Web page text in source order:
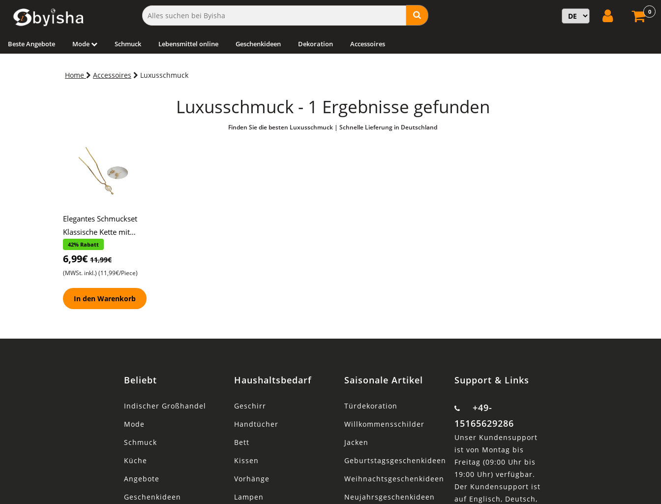
0
Beste Angebote Mode Schmuck Lebensmittel online Geschenkideen Dekoration Accessoires
Home Accessoires Luxusschmuck
Luxusschmuck - 1 Ergebnisse gefunden
Finden Sie die besten Luxusschmuck | Schnelle Lieferung in Deutschland
Elegantes Schmuckset
Klassische Kette mit
einem eiförmigen, mit
Steinen besetzten
Anhänger , Passend
42% Rabatt
6,99€ 11,99€
(MWSt. inkl.) (11,99€/Piece)
In den Warenkorb
Beliebt
Indischer Großhandel
Mode
Schmuck
Küche
Angebote
Geschenkideen
Haushaltsbedarf
Geschirr
Handtücher
Bett
Kissen
Vorhänge
Lampen
Saisonale Artikel
Türdekoration
Willkommensschilder
Jacken
Geburtstagsgeschenkideen
Weihnachtsgeschenkideen
Neujahrsgeschenkideen
Support & Links
+49-
15165629286
Unser Kundensupport
ist von Montag bis
Freitag (09:00 Uhr bis
19:00 Uhr) verfügbar.
Der Kundensupport ist
auf Englisch, Deutsch,